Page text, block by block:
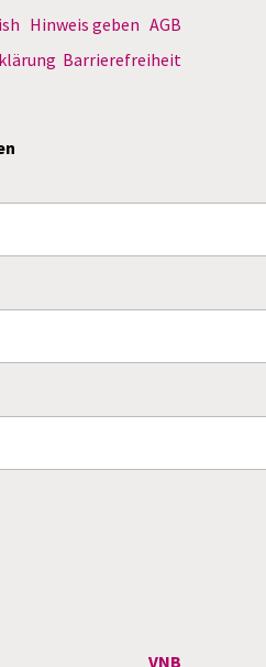
Hinweis geben AGB
Barrierefreiheit
VNB